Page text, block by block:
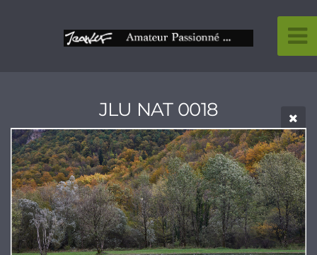
JLU NAT 0018